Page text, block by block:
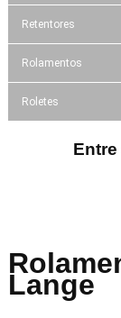
Retentores
Rolamentos
Roletes
Lange